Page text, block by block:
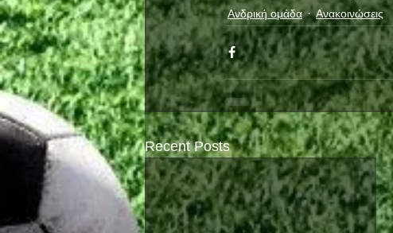
Ανδρική ομάδα Ανακοινώσεις
Recent Posts